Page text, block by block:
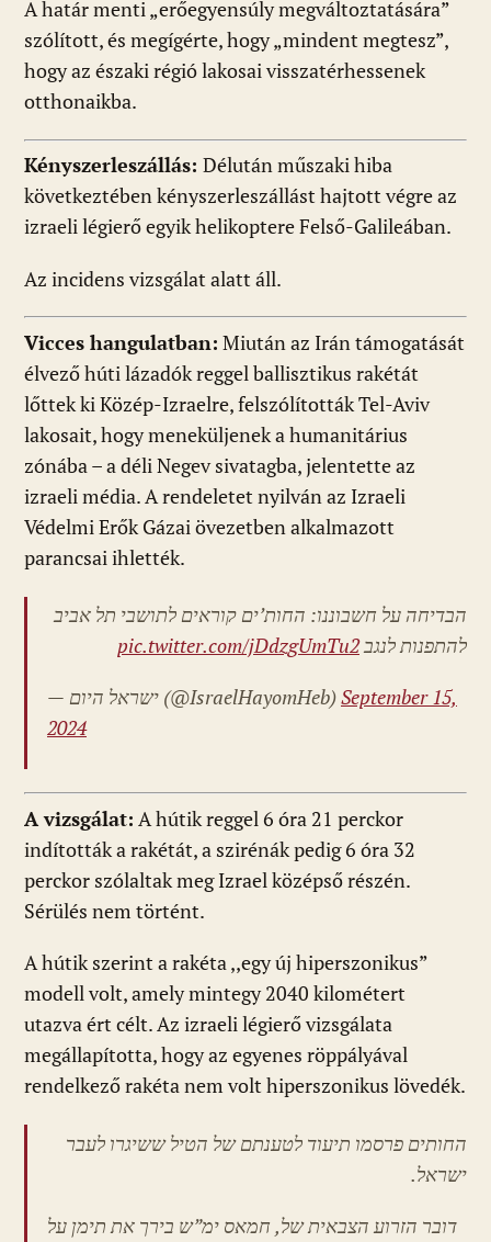
A határ menti „erőegyensúly megváltoztatására”
szólított, és megígérte, hogy „mindent megtesz”,
hogy az északi régió lakosai visszatérhessenek
otthonaikba.
Kényszerleszállás: Délután műszaki hiba
következtében kényszerleszállást hajtott végre az
izraeli légierő egyik helikoptere Felső-Galileában.
Az incidens vizsgálat alatt áll.
Vicces hangulatban: Miután az Irán támogatását
élvező húti lázadók reggel ballisztikus rakétát
lőttek ki Közép-Izraelre, felszólították Tel-Aviv
lakosait, hogy meneküljenek a humanitárius
zónába – a déli Negev sivatagba, jelentette az
izraeli média. A rendeletet nyilván az Izraeli
Védelmi Erők Gázai övezetben alkalmazott
parancsai ihlették.
הבדיחה על חשבוננו: החות’ים קוראים לתושבי תל אביב
להתפנות לנגבpic.twitter.com/jDdzgUmTu2
— ישראל היום (@IsraelHayomHeb)September 15,
2024
A vizsgálat: A hútik reggel 6 óra 21 perckor
indították a rakétát, a szirénák pedig 6 óra 32
perckor szólaltak meg Izrael középső részén.
Sérülés nem történt.
A hútik szerint a rakéta ,,egy új hiperszonikus”
modell volt, amely mintegy 2040 kilométert
utazva ért célt. Az izraeli légierő vizsgálata
megállapította, hogy az egyenes röppályával
rendelkező rakéta nem volt hiperszonikus lövedék.
החותים פרסמו תיעוד לטענתם של הטיל ששיגרו לעבר
ישראל.
דובר הזרוע הצבאית של, חמאס ימ”ש בירך את תימן על